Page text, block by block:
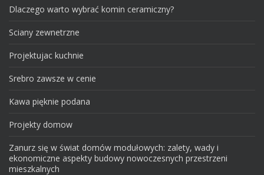
Dlaczego warto wybrać komin ceramiczny?
Sciany zewnetrzne
Projektujac kuchnie
Srebro zawsze w cenie
Kawa pięknie podana
Projekty domow
Zanurz się w świat domów modułowych: zalety, wady i
ekonomiczne aspekty budowy nowoczesnych przestrzeni
mieszkalnych